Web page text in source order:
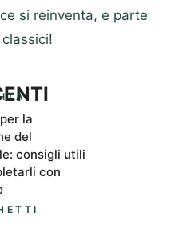
si reinventa, e parte
la
del
consigli utili
con